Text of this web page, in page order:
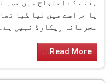
نئی دہلی: سپریم کورٹ نے
طلبا کو رہا کرنے کا حکم
یا حراست میں لیا گیا
مجرمانہ ریکارڈ نہیں